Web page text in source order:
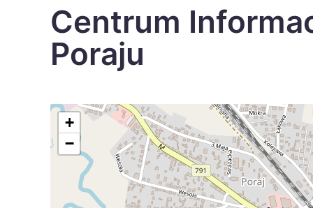
Pomysł na...
Regiony
Parki narodowe
Gastronomia i kuchnia
na
stronie
Україна
Centrum
Poraju
+
−